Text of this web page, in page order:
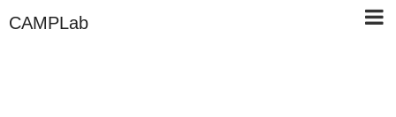
CAMPLab